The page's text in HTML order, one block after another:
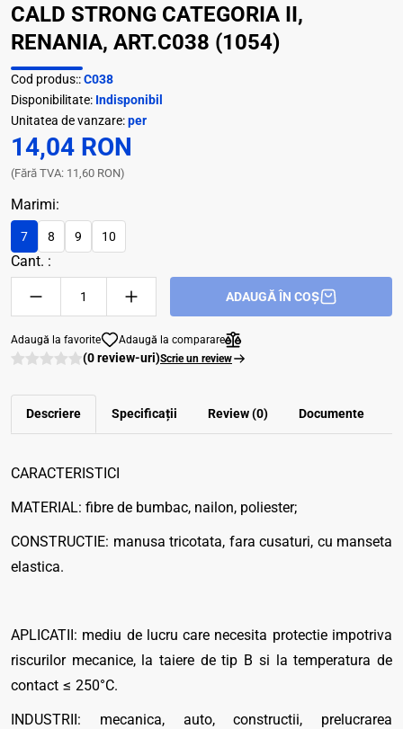
CALD STRONG CATEGORIA II,
RENANIA, ART.C038 (1054)
Cod produs::C038
Disponibilitate: Indisponibil
Unitatea de vanzare:per
14,04 RON
(Fără TVA: 11,60 RON)
Marimi:
7 8 9 10
Cant. :
ADAUGĂ ÎN COȘ
Adaugă la favorite Adaugă la comparare
(0 review-uri)Scrie un review
Descriere Specificații Review (0) Documente
CARACTERISTICI
MATERIAL: fibre de bumbac, nailon, poliester;
CONSTRUCTIE: manusa tricotata, fara cusaturi, cu manseta
elastica.
APLICATII: mediu de lucru care necesita protectie impotriva
riscurilor mecanice, la taiere de tip B si la temperatura de
contact ≤ 250°C.
INDUSTRII: mecanica, auto, constructii, prelucrarea